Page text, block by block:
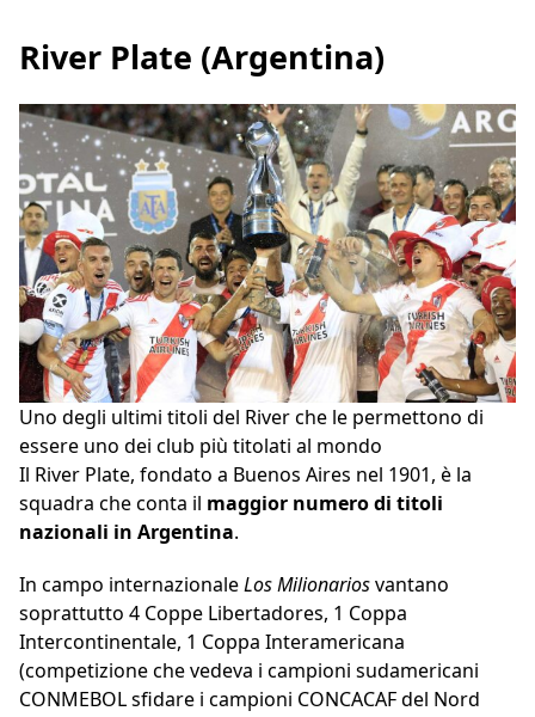
River Plate (Argentina)
Uno degli ultimi titoli del River che le permettono di
essere uno dei club più titolati al mondo
Il River Plate, fondato a Buenos Aires nel 1901, è la
squadra che conta il maggior numero di titoli
nazionali in Argentina.
In campo internazionaleLos Milionariosvantano
soprattutto 4 Coppe Libertadores, 1 Coppa
Intercontinentale, 1 Coppa Interamericana
(competizione che vedeva i campioni sudamericani
CONMEBOL sfidare i campioni CONCACAF del Nord